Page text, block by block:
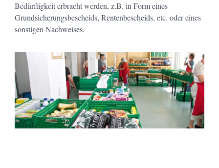
Bedürftigkeit erbracht werden, z.B. in Form eines
Grundsicherungsbescheids, Rentenbescheids, etc. oder eines
sonstigen Nachweises.